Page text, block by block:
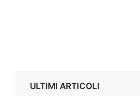
ULTIMI ARTICOLI